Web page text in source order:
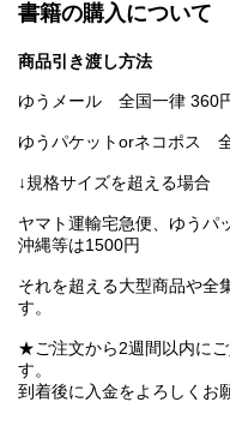
書籍の購入について
商品引き渡し方法
ゆうメール 全国一律 360
ゆうパケットorネコポス
↓規格サイズを超える場合
ヤマト運輸宅急便、ゆう
沖縄等は1500円
それを超える大型商品や全
す。
★ご注文から2週間以内に
す。
到着後に入金をよろしくお